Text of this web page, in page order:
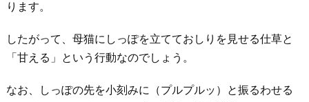
ります。
したがって、母猫にしっぽを立てておしりを見せる仕草と
「甘える」という行動なのでしょう。
なお、しっぽの先を小刻みに（プルプルッ）と振るわせる